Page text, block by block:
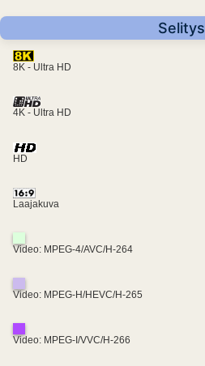
Selitys
8K - Ultra HD
4K - Ultra HD
HD
Laajakuva
Video: MPEG-4/AVC/H-264
Video: MPEG-H/HEVC/H-265
Video: MPEG-I/VVC/H-266